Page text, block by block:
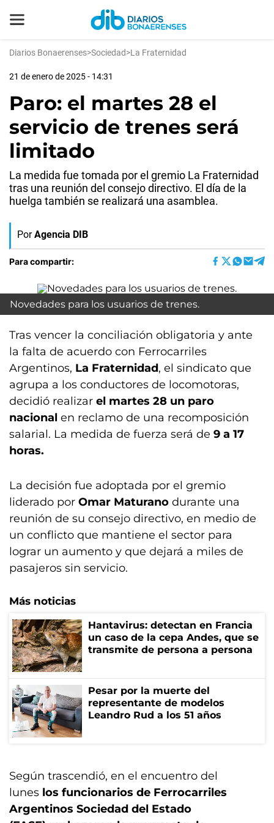
Diarios Bonaerenses>Sociedad>La Fraternidad
21 de enero de 2025 - 14:31
Paro: el martes 28 el
servicio de trenes será
limitado
La medida fue tomada por el gremio La Fraternidad
tras una reunión del consejo directivo. El día de la
huelga también se realizará una asamblea.
Por Agencia DIB
Para compartir:
Novedades para los usuarios de trenes.
Tras vencer la conciliación obligatoria y ante
la falta de acuerdo con Ferrocarriles
Argentinos, La Fraternidad, el sindicato que
agrupa a los conductores de locomotoras,
decidió realizar el martes 28 un paro
nacional en reclamo de una recomposición
salarial. La medida de fuerza será de 9 a 17
horas.
La decisión fue adoptada por el gremio
liderado por Omar Maturano durante una
reunión de su consejo directivo, en medio de
un conflicto que mantiene el sector para
lograr un aumento y que dejará a miles de
pasajeros sin servicio.
Más noticias
Hantavirus: detectan en Francia
un caso de la cepa Andes, que se
transmite de persona a persona
Pesar por la muerte del
representante de modelos
Leandro Rud a los 51 años
Según trascendió, en el encuentro del
lunes los funcionarios de Ferrocarriles
Argentinos Sociedad del Estado